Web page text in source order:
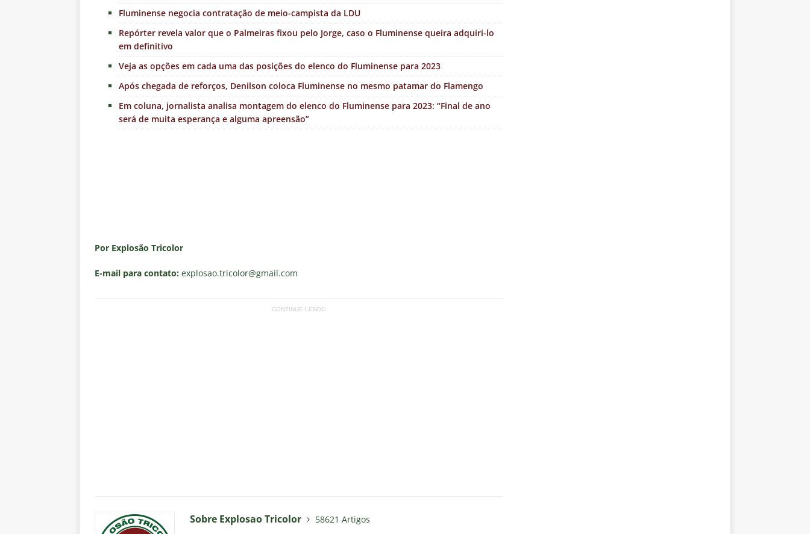
Fluminense negocia contratação de meio-campista da LDU
Repórter revela valor que o Palmeiras fixou pelo Jorge, caso o Fluminense queira adquiri-lo
em definitivo
Veja as opções em cada uma das posições do elenco do Fluminense para 2023
Após chegada de reforços, Denilson coloca Fluminense no mesmo patamar do Flamengo
Em coluna, jornalista analisa montagem do elenco do Fluminense para 2023: “Final de ano
será de muita esperança e alguma apreensão”
Por Explosão Tricolor
E-mail para contato: explosao.tricolor@gmail.com
CONTINUE LENDO
Sobre Explosao Tricolor
58621 Artigos